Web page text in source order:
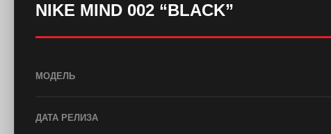
NIKE MIND 002 “BLACK”
МОДЕЛЬ
ДАТА РЕЛИЗА